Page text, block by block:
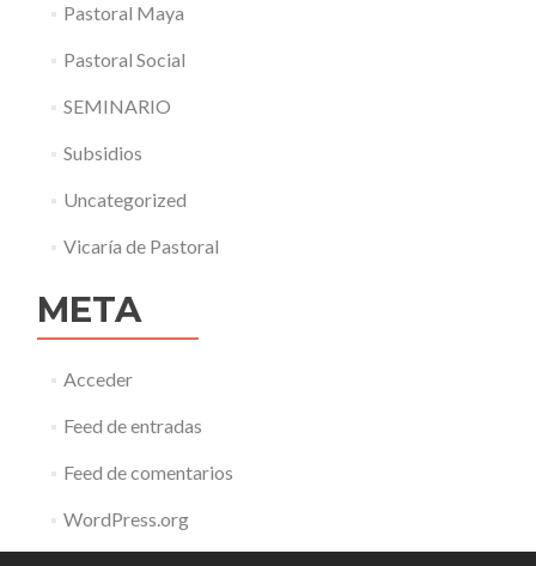
Pastoral Maya
Pastoral Social
SEMINARIO
Subsidios
Uncategorized
Vicaría de Pastoral
META
Acceder
Feed de entradas
Feed de comentarios
WordPress.org